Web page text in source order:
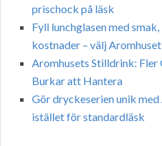
prischock på läsk
Fyll lunchglasen med
kostnader – välj Aromhuset
Aromhusets Stilldrink: Fler
Burkar att Hantera
Gör dryckeserien unik
istället för standardläsk